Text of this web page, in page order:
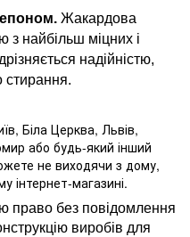
Жакардова
з найбільш міцних і
надійністю,
стирання.
Біла Церква, Львів,
або будь-який інший
не виходячи з дому,
магазині.
право без повідомлення
виробів для